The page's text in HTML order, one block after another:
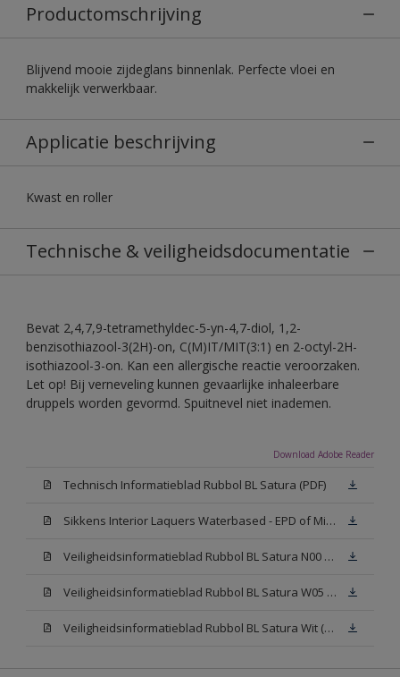
Productomschrijving
Blijvend mooie zijdeglans binnenlak. Perfecte vloei en
makkelijk verwerkbaar.
Applicatie beschrijving
Kwast en roller
Technische & veiligheidsdocumentatie
Bevat 2,4,7,9-tetramethyldec-5-yn-4,7-diol, 1,2-
benzisothiazool-3(2H)-on, C(M)IT/MIT(3:1) en 2-octyl-2H-
isothiazool-3-on. Kan een allergische reactie veroorzaken.
Let op! Bij verneveling kunnen gevaarlijke inhaleerbare
druppels worden gevormd. Spuitnevel niet inademen.
Download Adobe Reader
Technisch Informatieblad Rubbol BL Satura (PDF)
Sikkens Interior Laquers Waterbased - EPD of Milieuproductverklaring
Veiligheidsinformatieblad Rubbol BL Satura N00 (MSDS)
Veiligheidsinformatieblad Rubbol BL Satura W05 (MSDS)
Veiligheidsinformatieblad Rubbol BL Satura Wit (MSDS)